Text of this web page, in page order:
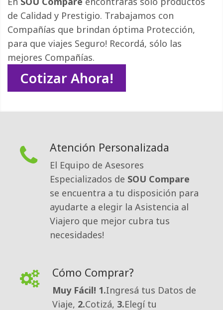
de Calidad y Prestigio. Trabajamos con
Compañías que brindan óptima Protección,
para que viajes Seguro! Recordá, sólo las
mejores Compañías.
Cotizar Ahora!
Atención Personalizada
El Equipo de Asesores
Especializados de SOU Compare
se encuentra a tu disposición para
ayudarte a elegir la Asistencia al
Viajero que mejor cubra tus
necesidades!
Cómo Comprar?
Muy Fácil! 1.Ingresá tus Datos de
Viaje, 2.Cotizá, 3.Elegí tu